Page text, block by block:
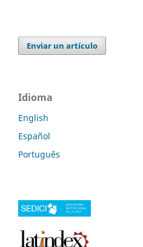
Enviar un artículo
Idioma
English
Español
Português